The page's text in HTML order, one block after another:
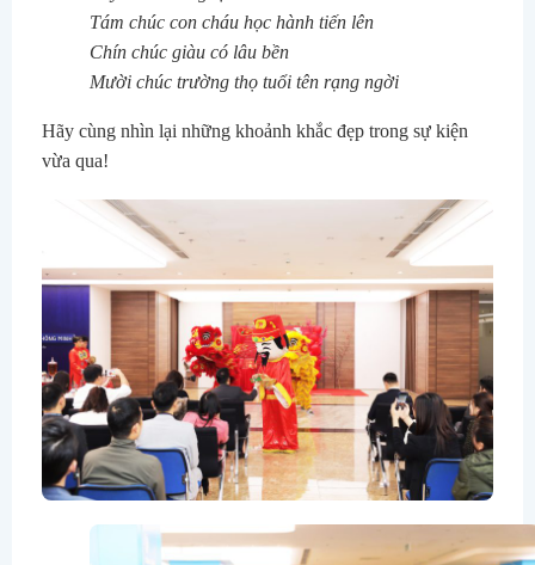
Tám chúc con cháu học hành tiến lên
Chín chúc giàu có lâu bền
Mười chúc trường thọ tuổi tên rạng ngời
Hãy cùng nhìn lại những khoảnh khắc đẹp trong sự kiện
vừa qua!